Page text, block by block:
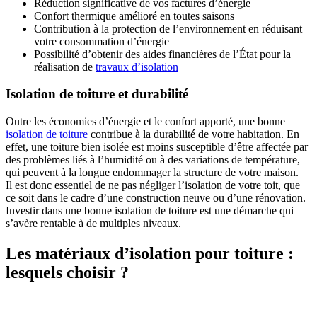
Réduction significative de vos factures d’énergie
Confort thermique amélioré en toutes saisons
Contribution à la protection de l’environnement en réduisant
votre consommation d’énergie
Possibilité d’obtenir des aides financières de l’État pour la
réalisation de travaux d’isolation
Isolation de toiture et durabilité
Outre les économies d’énergie et le confort apporté, une bonne
isolation de toiture contribue à la durabilité de votre habitation. En
effet, une toiture bien isolée est moins susceptible d’être affectée par
des problèmes liés à l’humidité ou à des variations de température,
qui peuvent à la longue endommager la structure de votre maison.
Il est donc essentiel de ne pas négliger l’isolation de votre toit, que
ce soit dans le cadre d’une construction neuve ou d’une rénovation.
Investir dans une bonne isolation de toiture est une démarche qui
s’avère rentable à de multiples niveaux.
Les matériaux d’isolation pour toiture :
lesquels choisir ?